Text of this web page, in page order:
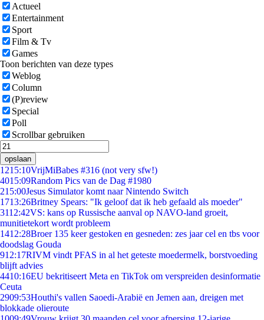
Actueel
Entertainment
Sport
Film & Tv
Games
Toon berichten van deze types
Weblog
Column
(P)review
Special
Poll
Scrollbar gebruiken
opslaan
1215:10VrijMiBabes #316 (not very sfw!)
4015:09Random Pics van de Dag #1980
215:00Jesus Simulator komt naar Nintendo Switch
1713:26Britney Spears: "Ik geloof dat ik heb gefaald als moeder"
3112:42VS: kans op Russische aanval op NAVO-land groeit,
munitietekort wordt probleem
1412:28Broer 135 keer gestoken en gesneden: zes jaar cel en tbs voor
doodslag Gouda
912:17RIVM vindt PFAS in al het geteste moedermelk, borstvoeding
blijft advies
4410:16EU bekritiseert Meta en TikTok om verspreiden desinformatie
Ceuta
2909:53Houthi's vallen Saoedi-Arabië en Jemen aan, dreigen met
blokkade olieroute